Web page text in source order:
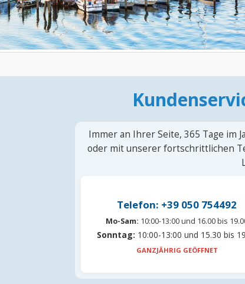
Immer an Ihrer Seite, 365 Tage im
oder mit unserer fortschrittlichen
Telefon: +39 050 754492
Mo-Sam: 10:00-13:00 und 16.00 bis
Sonntag: 10:00-13:00 und 15.30 bis
GANZJÄHRIG GEÖFFNET